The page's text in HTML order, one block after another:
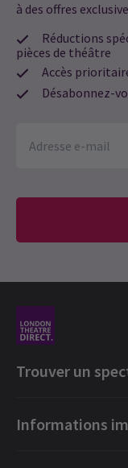
décembre 2026
à des offres
Réductions
pièces de théâtre
Accès
Désabonnez-
Trouver un
Londres Comédies
Informations